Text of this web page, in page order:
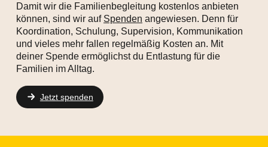
Damit wir die Familienbegleitung kostenlos anbieten
können, sind wir auf Spenden angewiesen. Denn für
Koordination, Schulung, Supervision, Kommunikation
und vieles mehr fallen regelmäßig Kosten an. Mit
deiner Spende ermöglichst du Entlastung für die
Familien im Alltag.
Jetzt spenden